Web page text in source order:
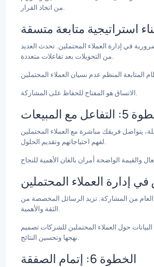
من اتخاذ القرار.
استراتيجية متابعة متسقة
في إدارة العملاء المحتملين. تحدث العديد
من التحويلات بعد تفاعلات متعددة.
الاتساق هو المفتاح للحفاظ على المشاركة.
مع المبيعات
يتواصل فريقك مباشرة مع العملاء المحتملين
لفهم احتياجاتهم وتقديم الحلول.
إدارة العملاء المحتملين
العام من المشاركة. تزيد الرسائل المخصصة من
الثقة والأهمية.
حول العملاء المحتملين للشركات تصميم
نهجها وتحسين النتائج.
الخطوة 6: إتمام الصفقة